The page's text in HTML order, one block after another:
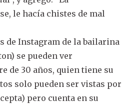
le hacía chistes de mal
de Instagram de la bailarina
se pueden ver
de 30 años, quien tiene su
solo pueden ser vistas por
pero cuenta en su